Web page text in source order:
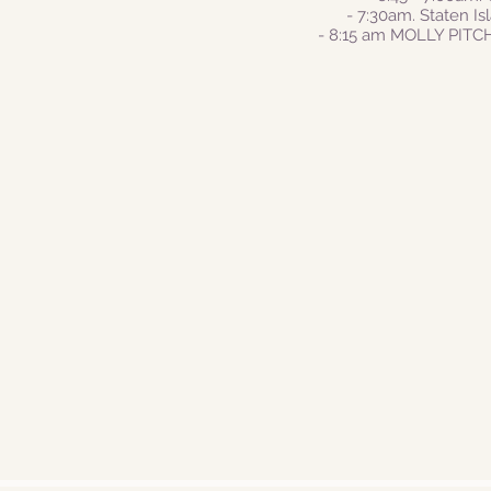
- 7:30am. Staten
- 8:15 am MOLLY